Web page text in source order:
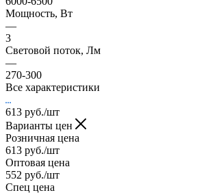
Мощность, Вт
—
3
Световой поток, Лм
—
270-300
Все характеристики
613 руб./шт
Варианты цен
Розничная цена
613 руб./шт
Оптовая цена
552 руб./шт
Спец цена